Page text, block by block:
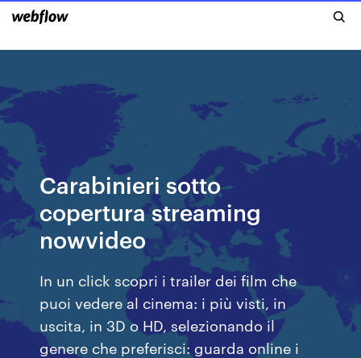
Carabinieri sotto
copertura streaming
nowvideo
In un click scopri i trailer dei film che
puoi vedere al cinema: i più visti, in
uscita, in 3D o HD, selezionando il
genere che preferisci: guarda online i